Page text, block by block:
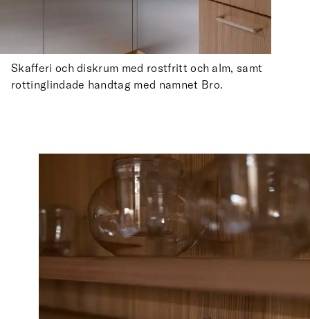
Skafferi och diskrum med rostfritt och alm, samt
rottinglindade handtag med namnet Bro.